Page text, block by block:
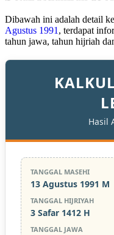
Dibawah ini adalah detail
Agustus 1991, terdapat
tahun jawa, tahun hijriah
Hasil
TANGGAL MASEHI
13 Agustus 1991 M
TANGGAL HIJRIYAH
3 Safar 1412 H
TANGGAL JAWA